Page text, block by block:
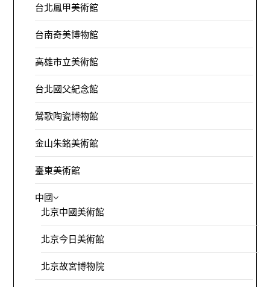
台北鳳甲美術館
台南奇美博物館
高雄市立美術館
台北國父紀念館
鶯歌陶瓷博物館
金山朱銘美術館
臺東美術館
中國
北京中國美術館
北京今日美術館
北京故宮博物院